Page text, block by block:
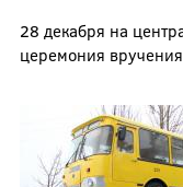
28 декабря на
церемония